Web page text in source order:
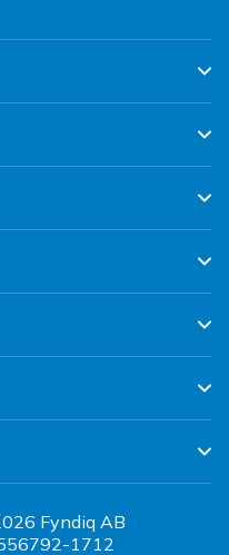
Fyndiq AB
1712